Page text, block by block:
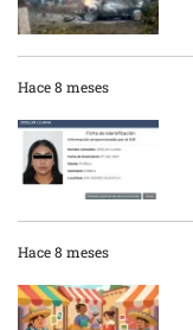
Hace 8 meses
Hace 8 meses